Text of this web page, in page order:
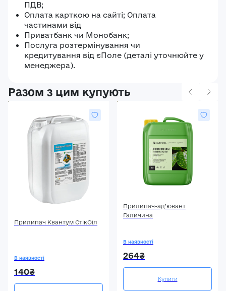
ПДВ;
Оплата карткою на сайті; Оплата
частинами від
Приватбанк чи Монобанк;
Послуга розтермінування чи
кредитування від єПоле (деталі уточнюйте у
менеджера).
Разом з цим купують
Прилипач Квантум СтікОіл
В наявності
140₴
Прилипач-ад’ювант
Галичина
В наявності
264₴
Купити